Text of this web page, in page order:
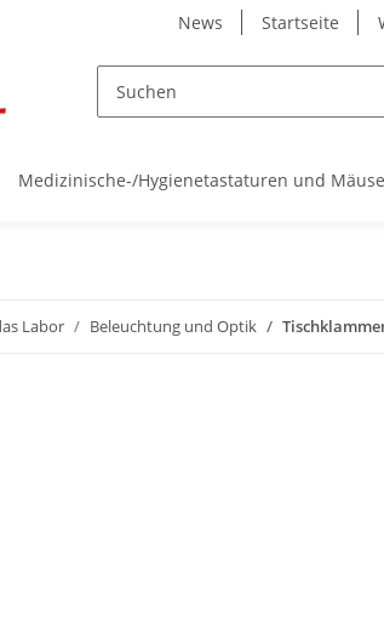
News Startseite
Medizinische-/Hygienetastaturen und Mäuse
Labor Beleuchtung und Optik